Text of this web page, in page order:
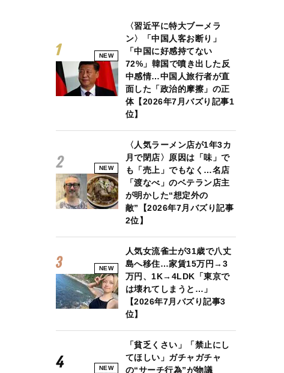
NEW
〈習近平に特大ブーメラ
ン〉「中国人客お断り」
「中国に好感持てない
72%」韓国で噴き出した反
中感情…中国人旅行者が直
面した「政治的摩擦」の正
体【2026年7月バズり記事1
位】
NEW
〈人気ラーメン店が1年3カ
月で閉店〉原因は「味」で
も「売上」でもなく…名店
「渡なべ」のベテラン店主
が明かした“想定外の
敵”【2026年7月バズり記事
2位】
NEW
人気女流雀士が31歳で八丈
島へ移住…家賃15万円→3
万円、1K→4LDK「東京で
は壊れてしまうと…」
【2026年7月バズり記事3
位】
NEW
「貧乏くさい」「禁止にし
てほしい」ガチャガチャ
の“サーチ行為”が物議